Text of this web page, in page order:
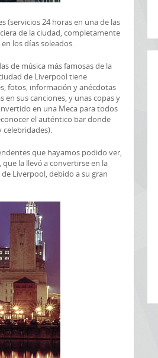
(servicios 24 horas en una de las
de la ciudad, completamente
los días soleados.
de música más famosas de la
de Liverpool tiene
fotos, información y anécdotas
sus canciones, y unas copas y
en una Meca para todos
el auténtico bar donde
celebridades).
que hayamos podido ver,
la llevó a convertirse en la
Liverpool, debido a su gran